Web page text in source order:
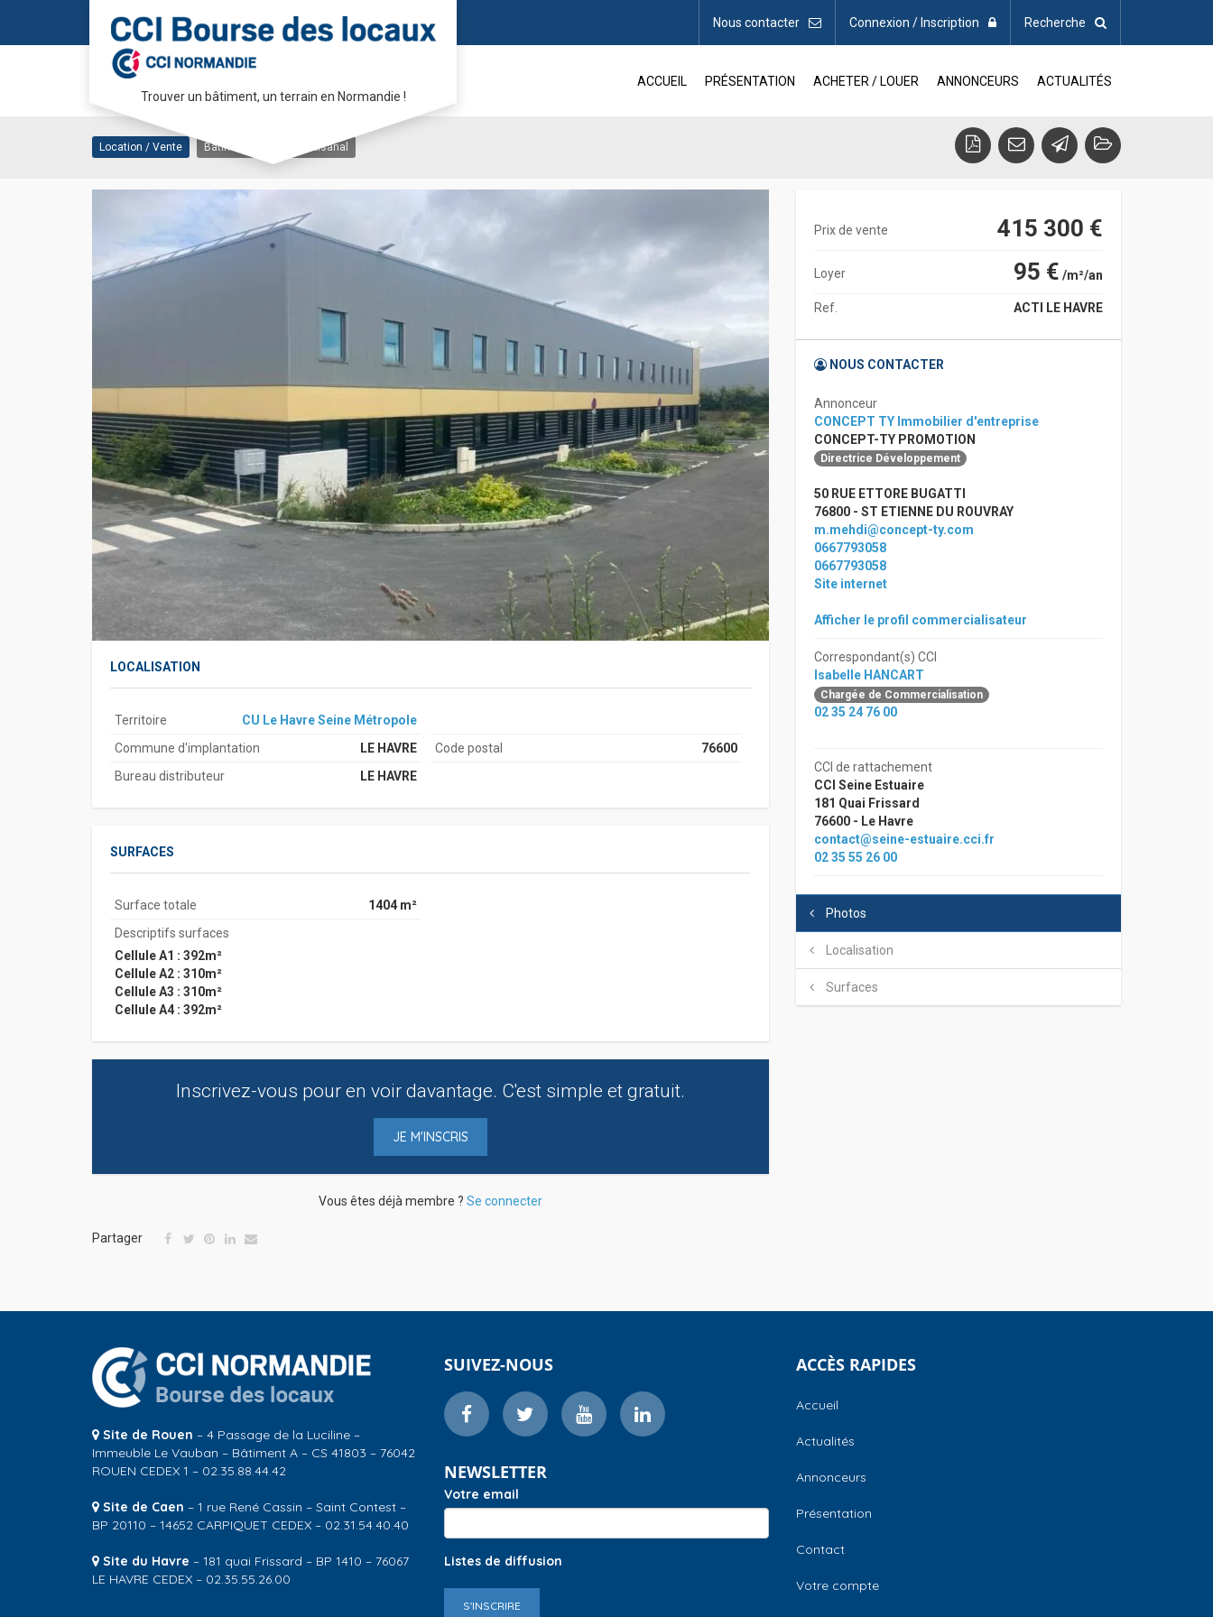
Nous contacter Connexion / Inscription Recherche
Trouver un bâtiment, un terrain en Normandie !
ACCUEIL PRÉSENTATION ACHETER / LOUER ANNONCEURS ACTUALITÉS
Location / Vente bâtiment d’activité
76600 LE HAVRE
Location / Vente Bâtiment industriel/artisanal
Prix de vente 415 300 €
Loyer 95 € /m²/an
Ref. ACTI LE HAVRE
NOUS CONTACTER
Annonceur
CONCEPT TY Immobilier d'entreprise
CONCEPT-TY PROMOTION
Directrice Développement
50 RUE ETTORE BUGATTI
76800 - ST ETIENNE DU ROUVRAY
m.mehdi@concept-ty.com
0667793058
0667793058
Site internet
Afficher le profil commercialisateur
Correspondant(s) CCI
Isabelle HANCART
Chargée de Commercialisation
02 35 24 76 00
CCI de rattachement
CCI Seine Estuaire
181 Quai Frissard
76600 - Le Havre
contact@seine-estuaire.cci.fr
02 35 55 26 00
Photos
Localisation
Surfaces
LOCALISATION
Territoire
CU Le Havre Seine Métropole
Commune d'implantation
LE HAVRE Code postal
76600
Bureau distributeur
LE HAVRE
SURFACES
Surface totale
1404 m²
Descriptifs surfaces
Cellule A1 : 392m²
Cellule A2 : 310m²
Cellule A3 : 310m²
Cellule A4 : 392m²
Inscrivez-vous pour en voir davantage. C'est simple et gratuit.
JE M'INSCRIS
Vous êtes déjà membre ? Se connecter
Partager
Site de Rouen – 4 Passage de la Luciline –
Immeuble Le Vauban – Bâtiment A – CS 41803 – 76042
ROUEN CEDEX 1 – 02.35.88.44.42
Site de Caen – 1 rue René Cassin – Saint Contest –
BP 20110 – 14652 CARPIQUET CEDEX – 02.31.54.40.40
Site du Havre – 181 quai Frissard – BP 1410 – 76067
LE HAVRE CEDEX – 02.35.55.26.00
SUIVEZ-NOUS
NEWSLETTER
Votre email
Listes de diffusion
S'INSCRIRE
ACCÈS RAPIDES
Accueil
Actualités
Annonceurs
Présentation
Contact
Votre compte